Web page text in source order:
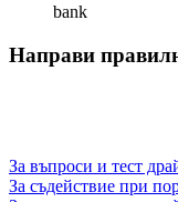
bank
Направи
За въпроси и тест
За съдействие при